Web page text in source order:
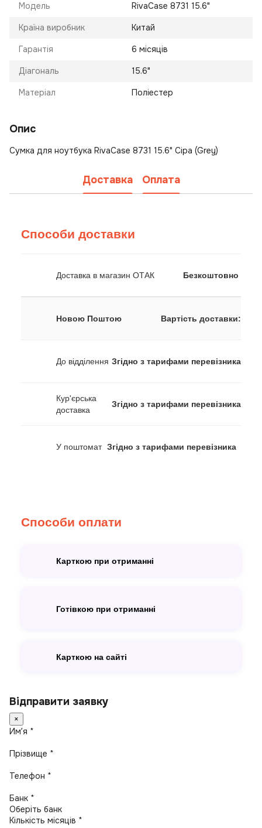
Модель RivaCase 8731 15.6"
Країна виробник Китай
Гарантія 6 місяців
Діагональ 15.6"
Матеріал Поліестер
Опис
Сумка для ноутбука RivaCase 8731 15.6" Сіра (Grey)
Доставка Оплата
Способи доставки
Доставка в магазин ОТАК Безкоштовно
Новою Поштою Вартість доставки:
До відділення Згідно з тарифами перевізника
Кур'єрська
доставка
Згідно з тарифами перевізника
У поштомат Згідно з тарифами перевізника
Способи оплати
Карткою при отриманні
Готівкою при отриманні
Карткою на сайті
Відправити заявку
×
Имʼя *
Прізвище *
Телефон *
Банк *
Кількість місяців *